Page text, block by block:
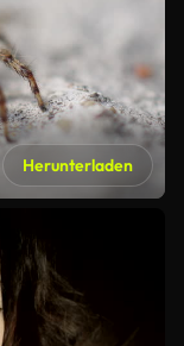
Herunterladen